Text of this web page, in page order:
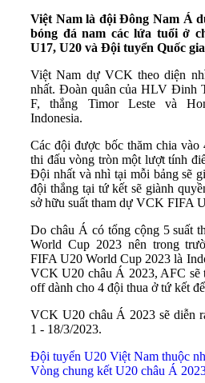
Việt Nam là đội Đông Nam Á
bóng đá nam các lứa tuổi ở
U17, U20 và Đội tuyển Quốc
Việt Nam dự VCK theo diện
nhất. Đoàn quân của HLV Đinh
F, thắng Timor Leste và
Indonesia.
Các đội được bốc thăm chia vào
thi đấu vòng tròn một lượt tính
Đội nhất và nhì tại mỗi bảng sẽ
đội thắng tại tứ kết sẽ giành
sở hữu suất tham dự VCK FIFA
Do châu Á có tổng cộng 5 suất
World Cup 2023 nên trong
FIFA U20 World Cup 2023 là
VCK U20 châu Á 2023, AFC sẽ
off dành cho 4 đội thua ở tứ kết
VCK U20 châu Á 2023 sẽ diễn
1 - 18/3/2023.
Đội tuyển U20 Việt Nam thuộc
Vòng chung kết U20 châu Á